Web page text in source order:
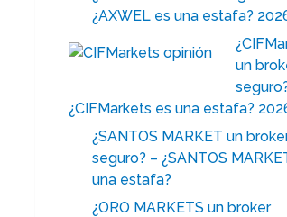
¿AXWEL es una estafa?
un
¿CIFMarkets es una estafa?
¿SANTOS MARKET un
seguro? – ¿SANTOS
una estafa?
¿ORO MARKETS un broker